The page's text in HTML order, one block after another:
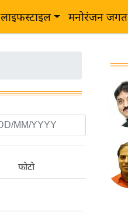
लाइफस्टाइल मनोरंजन जगत
फोटो